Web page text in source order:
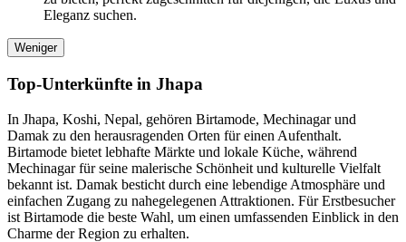
Eleganz suchen.
Weniger
Top-Unterkünfte in Jhapa
In Jhapa, Koshi, Nepal, gehören Birtamode, Mechinagar und
Damak zu den herausragenden Orten für einen Aufenthalt.
Birtamode bietet lebhafte Märkte und lokale Küche, während
Mechinagar für seine malerische Schönheit und kulturelle Vielfalt
bekannt ist. Damak besticht durch eine lebendige Atmosphäre und
einfachen Zugang zu nahegelegenen Attraktionen. Für Erstbesucher
ist Birtamode die beste Wahl, um einen umfassenden Einblick in den
Charme der Region zu erhalten.